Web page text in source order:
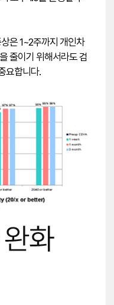
은 1~2주까지 개인차
줄이기 위해서라도 검
요합니다.